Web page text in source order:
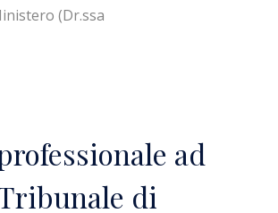
(Dr.ssa
ad
di